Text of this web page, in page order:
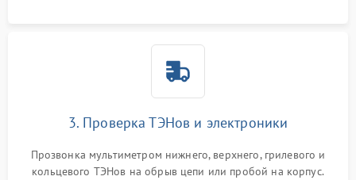
3. Проверка ТЭНов и электроники
Прозвонка мультиметром нижнего, верхнего, грилевого и
кольцевого ТЭНов на обрыв цепи или пробой на корпус.